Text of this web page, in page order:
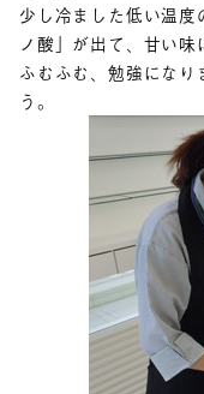
少し冷ました低い温度
ノ酸」が出て、甘い味
ふむふむ、勉強にな
う。